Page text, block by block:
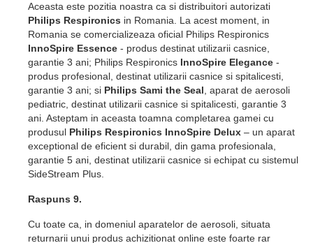
Aceasta este pozitia noastra ca si distribuitori autorizati
Philips Respironics in Romania. La acest moment, in
Romania se comercializeaza oficial Philips Respironics
InnoSpire Essence - produs destinat utilizarii casnice,
garantie 3 ani; Philips Respironics InnoSpire Elegance -
produs profesional, destinat utilizarii casnice si spitalicesti,
garantie 3 ani; si Philips Sami the Seal , aparat de aerosoli
pediatric, destinat utilizarii casnice si spitalicesti, garantie 3
ani. Asteptam in aceasta toamna completarea gamei cu
produsul Philips Respironics InnoSpire Delux – un aparat
exceptional de eficient si durabil, din gama profesionala,
garantie 5 ani, destinat utilizarii casnice si echipat cu sistemul
SideStream Plus.
Raspuns 9.
Cu toate ca, in domeniul aparatelor de aerosoli, situata
returnarii unui produs achizitionat online este foarte rar